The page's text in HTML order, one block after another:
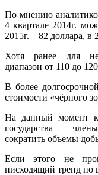
По мнению
4 квартале 2014г.
2015г. – 82 доллара, в
Хотя ранее для
диапазон от 110 до
В более
стоимости «чёрного
На данный момент
государства –
сократить объемы
Если этого не
нисходящий тренд по